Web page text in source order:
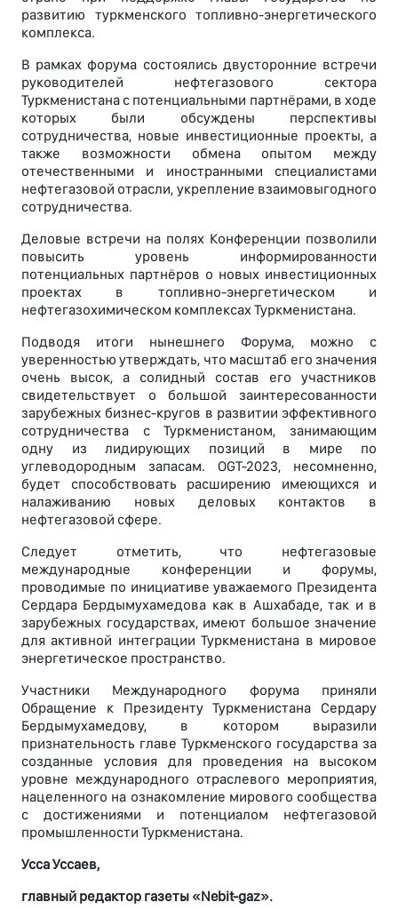
развитию туркменского топливно-энергетического
комплекса.
В рамках форума состоялись двусторонние встречи
руководителей нефтегазового сектора
Туркменистана с потенциальными партнёрами, в ходе
которых были обсуждены перспективы
сотрудничества, новые инвестиционные проекты, а
также возможности обмена опытом между
отечественными и иностранными специалистами
нефтегазовой отрасли, укрепление взаимовыгодного
сотрудничества.
Деловые встречи на полях Конференции позволили
повысить уровень информированности
потенциальных партнёров о новых инвестиционных
проектах в топливно-энергетическом и
нефтегазохимическом комплексах Туркменистана.
Подводя итоги нынешнего Форума, можно с
уверенностью утверждать, что масштаб его значения
очень высок, а солидный состав его участников
свидетельствует о большой заинтересованности
зарубежных бизнес-кругов в развитии эффективного
сотрудничества с Туркменистаном, занимающим
одну из лидирующих позиций в мире по
углеводородным запасам. OGT-2023, несомненно,
будет способствовать расширению имеющихся и
налаживанию новых деловых контактов в
нефтегазовой сфере.
Следует отметить, что нефтегазовые
международные конференции и форумы,
проводимые по инициативе уважаемого Президента
Сердара Бердымухамедова как в Ашхабаде, так и в
зарубежных государствах, имеют большое значение
для активной интеграции Туркменистана в мировое
энергетическое пространство.
Участники Международного форума приняли
Обращение к Президенту Туркменистана Сердару
Бердымухамедову, в котором выразили
признательность главе Туркменского государства за
созданные условия для проведения на высоком
уровне международного отраслевого мероприятия,
нацеленного на ознакомление мирового сообщества
с достижениями и потенциалом нефтегазовой
промышленности Туркменистана.
Усса Уссаев,
главный редактор газеты «Nebit-gaz».